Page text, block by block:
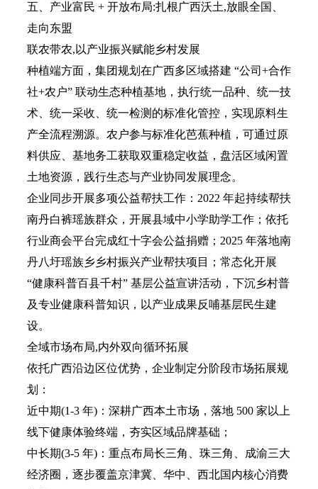
五、产业富民 + 开放布局:扎根广西沃土,放眼全国、
走向东盟
联农带农,以产业振兴赋能乡村发展
种植端方面，集团规划在广西多区域搭建 “公司+合作
社+农户” 联动生态种植基地，执行统一品种、统一技
术、统一采收、统一检测的标准化管控，实现原料生
产全流程溯源。农户参与标准化芭蕉种植，可通过原
料供应、基地务工获取双重稳定收益，盘活区域闲置
土地资源，践行生态与产业协同发展理念。
企业同步开展多项公益帮扶工作：2022 年起持续帮扶
南丹白裤瑶族群众，开展县域中小学助学工作；依托
行业商会平台完成红十字会公益捐赠；2025 年落地南
丹八圩瑶族乡乡村振兴产业帮扶项目；常态化开展
“健康科普百县千村” 基层公益宣讲活动，下沉乡村普
及专业健康科普知识，以产业成果反哺基层民生建
设。
全域市场布局,内外双向循环拓展
依托广西沿边区位优势，企业制定分阶段市场拓展规
划：
近中期(1-3 年)：深耕广西本土市场，落地 500 家以上
线下健康体验终端，夯实区域品牌基础；
中长期(3-5 年)：重点布局长三角、珠三角、成渝三大
经济圈，逐步覆盖京津冀、华中、西北国内核心消费